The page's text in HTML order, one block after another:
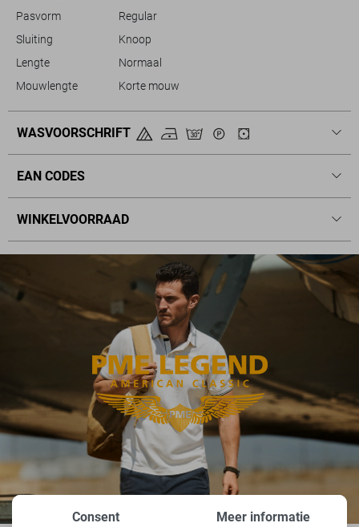
Pasvorm
Regular
Sluiting
Knoop
Lengte
Normaal
Mouwlengte
Korte mouw
WASVOORSCHRIFT
EAN CODES
WINKELVOORRAAD
Consent Meer informatie